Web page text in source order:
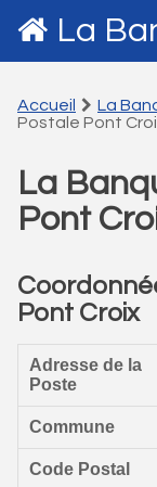
La
Accueil La
Postale Pont
La
Pont
Pont Croix
Adresse de la
Poste
Commune
Code Postal